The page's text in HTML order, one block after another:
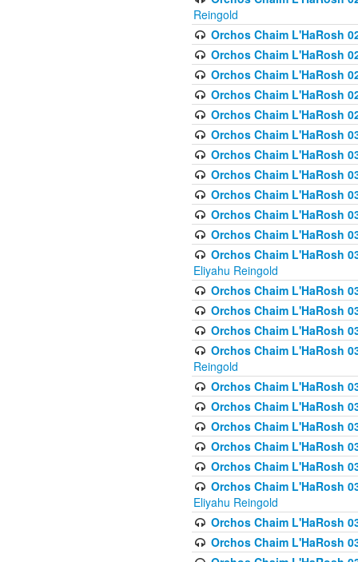
Reingold
Orchos Chaim L'HaRosh
Orchos Chaim L'HaRosh
Orchos Chaim L'HaRosh
Orchos Chaim L'HaRosh
Orchos Chaim L'HaRosh
Orchos Chaim L'HaRosh
Orchos Chaim L'HaRosh
Orchos Chaim L'HaRosh
Orchos Chaim L'HaRosh
Orchos Chaim L'HaRosh
Orchos Chaim L'HaRosh
Orchos Chaim L'HaRosh
Eliyahu Reingold
Orchos Chaim L'HaRosh
Orchos Chaim L'HaRosh
Orchos Chaim L'HaRosh
Orchos Chaim L'HaRosh
Reingold
Orchos Chaim L'HaRosh
Orchos Chaim L'HaRosh
Orchos Chaim L'HaRosh
Orchos Chaim L'HaRosh
Orchos Chaim L'HaRosh
Orchos Chaim L'HaRosh
Eliyahu Reingold
Orchos Chaim L'HaRosh
Orchos Chaim L'HaRosh